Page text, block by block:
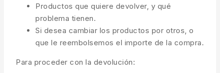
Productos que quiere devolver, y qué
problema tienen.
Si desea cambiar los productos por otros, o
que le reembolsemos el importe de la compra.
Para proceder con la devolución: